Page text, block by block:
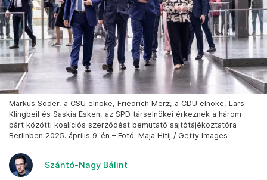
Markus Söder, a CSU elnöke, Friedrich Merz, a CDU elnöke, Lars
Klingbeil és Saskia Esken, az SPD társelnökei érkeznek a három
párt közötti koalíciós szerződést bemutató sajtótájékoztatóra
Berlinben 2025. április 9-én – Fotó: Maja Hitij / Getty Images
Szántó-Nagy Bálint